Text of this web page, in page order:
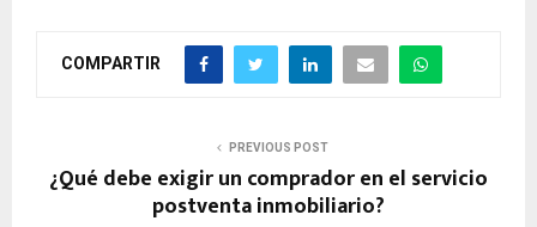
COMPARTIR
PREVIOUS POST
¿Qué debe exigir un comprador en el servicio
postventa inmobiliario?